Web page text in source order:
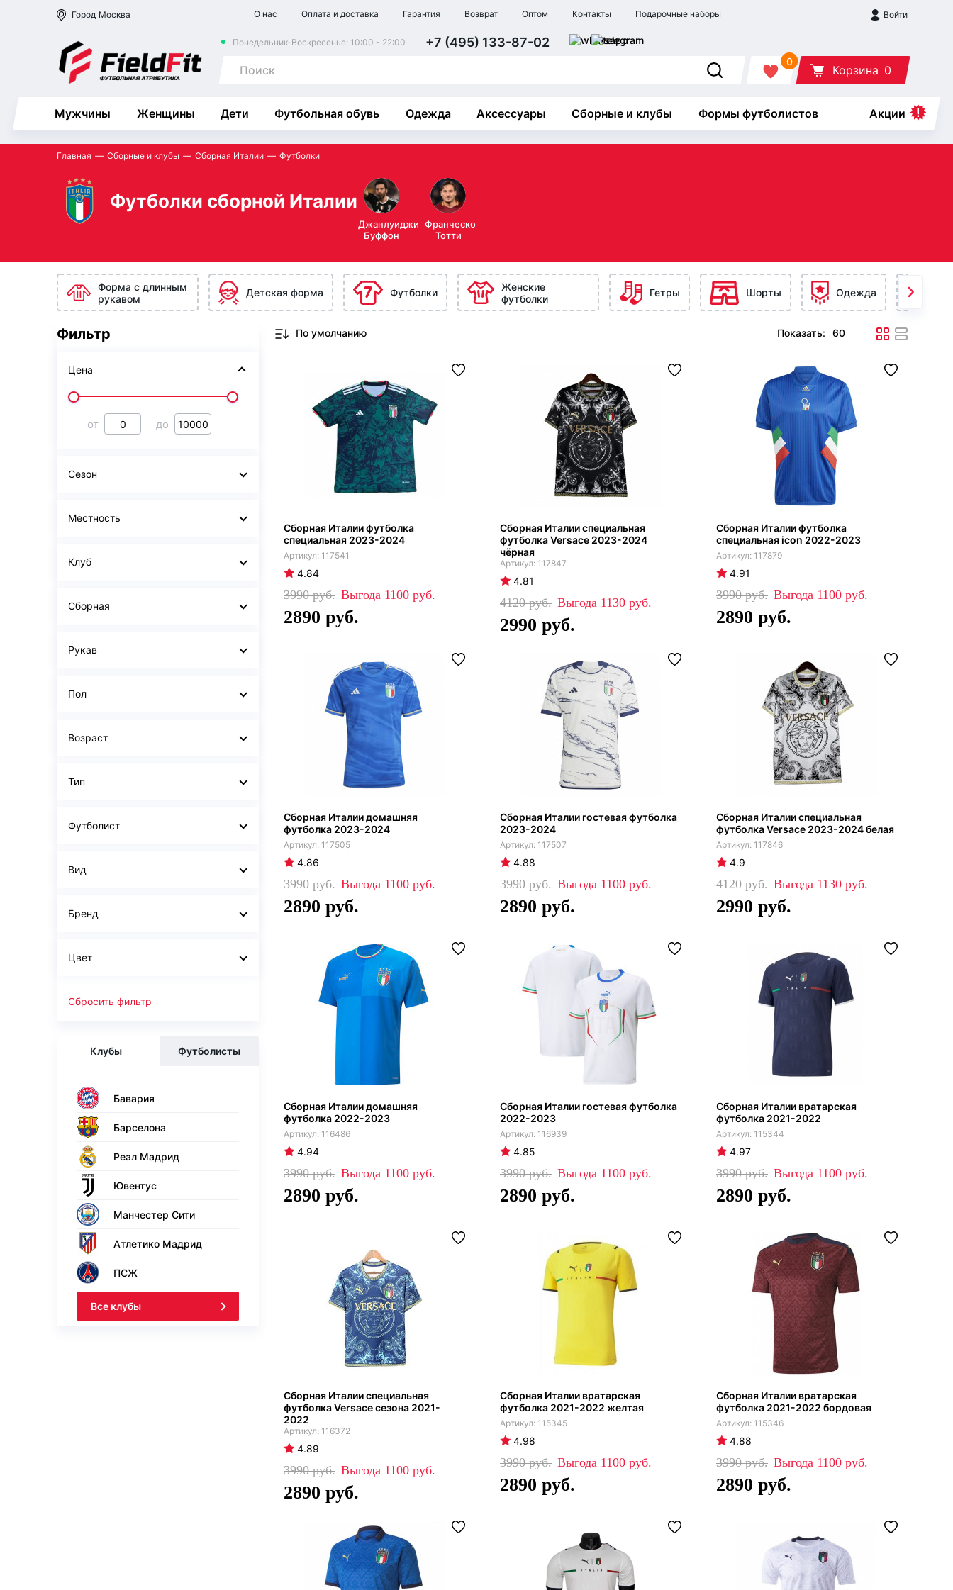
Город Москва О нас Оплата и доставка Гарантия Возврат Оптом Контакты Подарочные наборы Войти
Понедельник-Воскресенье: 10:00 - 22:00 +7 (495) 133-87-02
0
Корзина 0
Мужчины Женщины Дети Футбольная обувь Одежда Аксессуары Сборные и клубы Формы футболистов Акции
Главная Сборные и клубы Сборная Италии Футболки
Футболки сборной Италии
Джанлуиджи
Буффон
Франческо
Тотти
Форма с длинным
рукавом
Детская форма Футболки
Женские
футболки
Гетры Шорты Одежда
Фильтр
Цена
от до
Сезон
Местность
Клуб
Сборная
Рукав
Пол
Возраст
Тип
Футболист
Вид
Бренд
Цвет
Сбросить фильтр
Клубы Футболисты
Бавария
Барселона
Реал Мадрид
Ювентус
Манчестер Сити
Атлетико Мадрид
ПСЖ
Все клубы
Показать:
Сборная Италии футболка
специальная 2023-2024
117541
4.84
3990 1100
2890
Сборная Италии специальная
футболка Versace 2023-2024
чёрная
117847
4.81
4120 1130
2990
Сборная Италии футболка
специальная icon 2022-2023
117879
4.91
3990 1100
2890
Сборная Италии домашняя
футболка 2023-2024
117505
4.86
3990 1100
2890
Сборная Италии гостевая футболка
2023-2024
117507
4.88
3990 1100
2890
Сборная Италии специальная
футболка Versace 2023-2024 белая
117846
4.9
4120 1130
2990
Сборная Италии домашняя
футболка 2022-2023
116486
4.94
3990 1100
2890
Сборная Италии гостевая футболка
2022-2023
116939
4.85
3990 1100
2890
Сборная Италии вратарская
футболка 2021-2022
115344
4.97
3990 1100
2890
Сборная Италии специальная
футболка Versace сезона 2021-
2022
116372
4.89
3990 1100
2890
Сборная Италии вратарская
футболка 2021-2022 желтая
115345
4.98
3990 1100
2890
Сборная Италии вратарская
футболка 2021-2022 бордовая
115346
4.88
3990 1100
2890